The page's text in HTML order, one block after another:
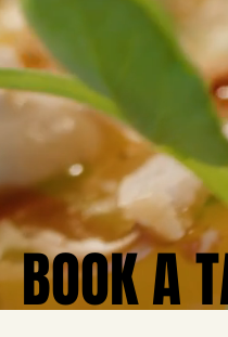
BOOK A
BOOK A